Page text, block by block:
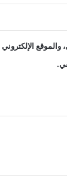
والموقع